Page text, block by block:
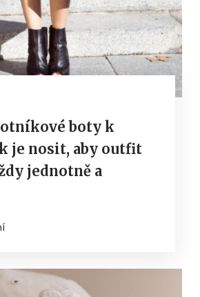
boty k
je nosit, aby outfit
jednotně a